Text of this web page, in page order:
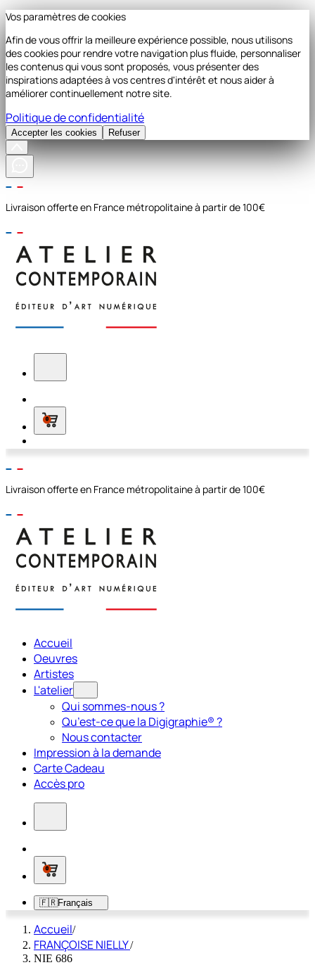
Vos paramètres de cookies
Afin de vous offrir la meilleure expérience possible, nous utilisons
des cookies pour rendre votre navigation plus fluide, personnaliser
les contenus qui vous sont proposés, vous présenter des
inspirations adaptées à vos centres d'intérêt et nous aider à
améliorer continuellement notre site.
Politique de confidentialité
Accepter les cookies Refuser
Livraison offerte en France métropolitaine à partir de 100€
0
Livraison offerte en France métropolitaine à partir de 100€
Accueil
Oeuvres
Artistes
L'atelier
Qui sommes-nous ?
Qu’est-ce que la Digigraphie® ?
Nous contacter
Impression à la demande
Carte Cadeau
Accès pro
0
🇫🇷Français
Accueil/
FRANÇOISE NIELLY/
NIE 686